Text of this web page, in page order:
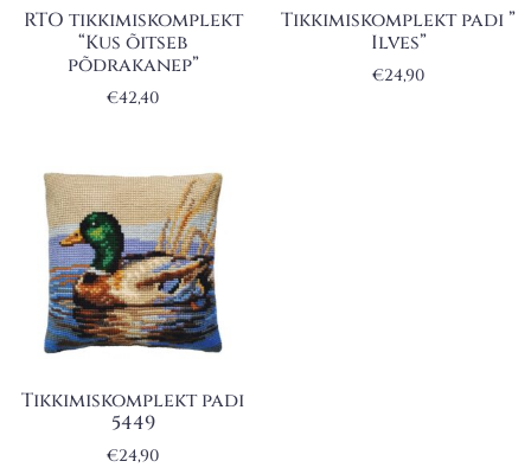
RTO tikkimiskomplekt
“Kus õitseb
põdrakanep”
€42,40
Tikkimiskomplekt padi ”
Ilves”
€24,90
Tikkimiskomplekt padi
5449
€24,90